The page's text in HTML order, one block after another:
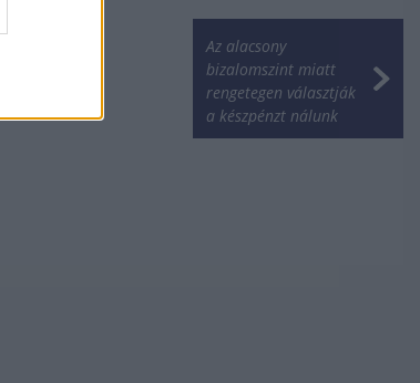
Az alacsony
bizalomszint miatt
rengetegen választják
a készpénzt nálunk